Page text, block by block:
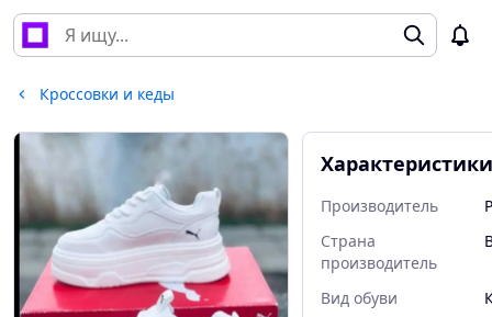
Кроссовки и кеды
Характеристики
Производитель
Страна
производитель
Вид обуви